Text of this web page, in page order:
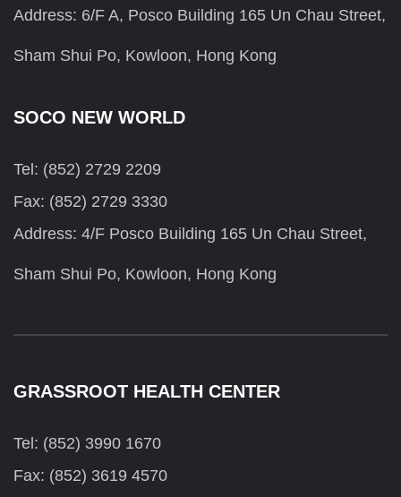
Address: 6/F A, Posco Building 165 Un Chau Street,
Sham Shui Po, Kowloon, Hong Kong
SOCO NEW WORLD
Tel: (852) 2729 2209
Fax: (852) 2729 3330
Address: 4/F Posco Building 165 Un Chau Street,
Sham Shui Po, Kowloon, Hong Kong
GRASSROOT HEALTH CENTER
Tel: (852) 3990 1670
Fax: (852) 3619 4570